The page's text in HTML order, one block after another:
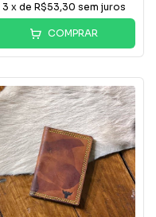
3 x de R$53,30 sem juros
COMPRAR